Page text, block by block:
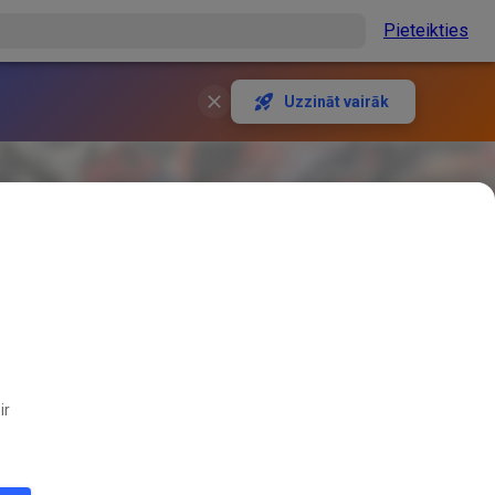
Pieteikties
Uzzināt vairāk